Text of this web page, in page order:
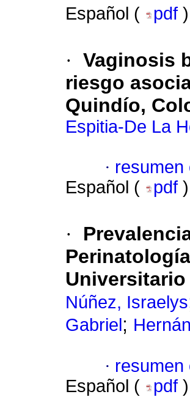
Español (
pdf )
· Vaginosis
riesgo
Quindío,
Espitia-De La
· resumen
Español (
pdf )
·
Universitario
Núñez, Israelys
Gabriel ;
· resumen
Español (
pdf )